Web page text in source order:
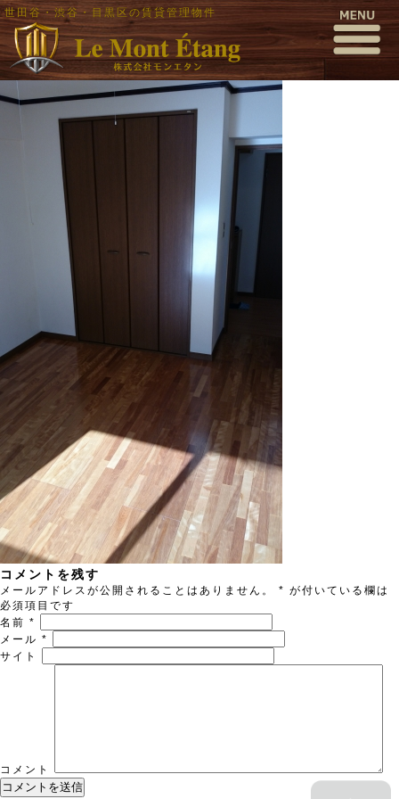
世田谷・渋谷・目黒区の賃貸管理物件
DSC_1044
公開日時: 2015年12月13日317 × 563(DSC_1044)
← 前へ 次へ →
コメントを残す
メールアドレスが公開されることはありません。 * が付いている欄は
必須項目です
名前 *
メール *
サイト
コメント